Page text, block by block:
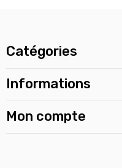
Catégories
Informations
Mon compte